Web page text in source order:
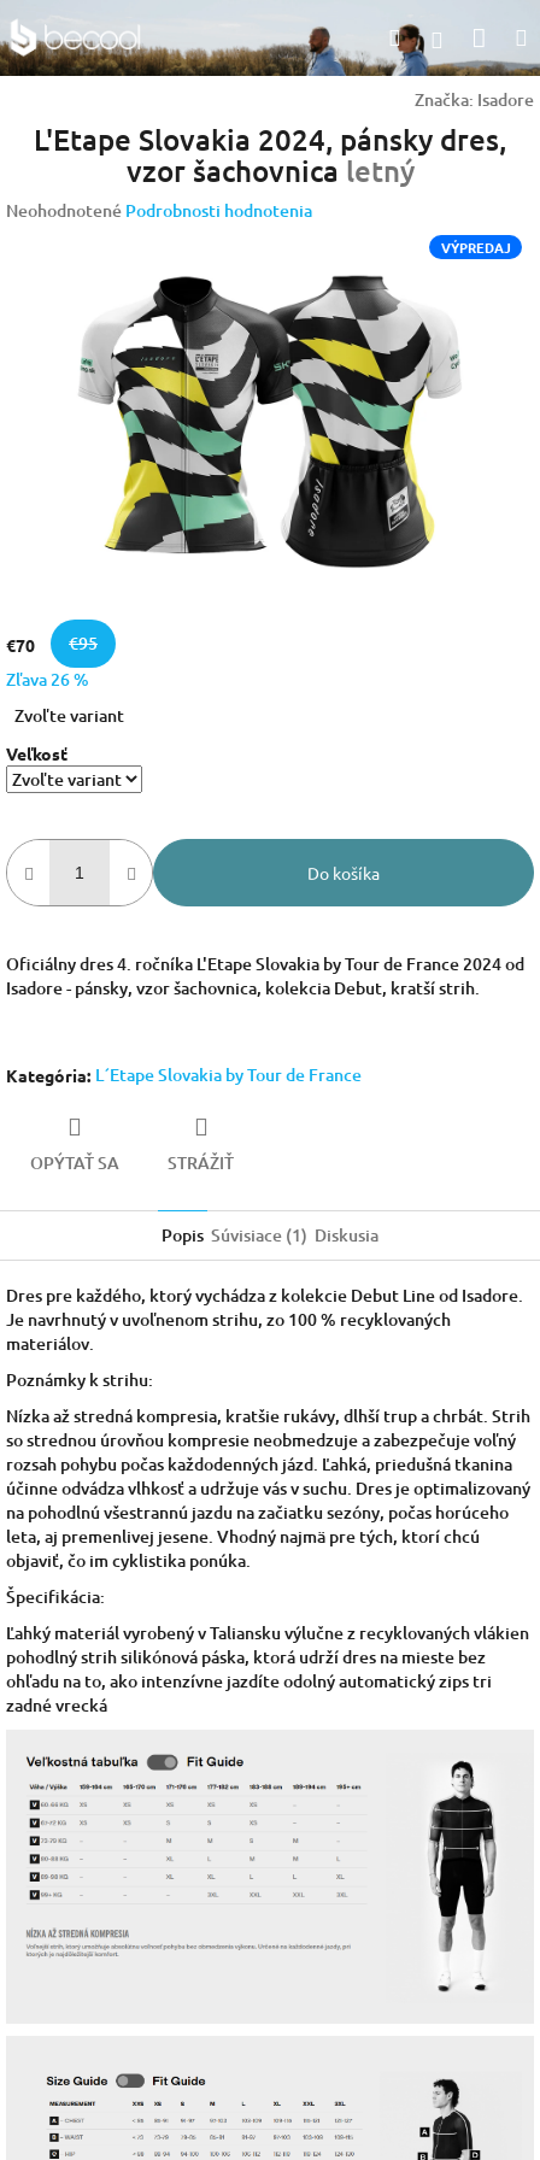
na
obsah
Hľadať
Značka: Isadore
L'Etape Slovakia 2024, pánsky dres,
vzor šachovnica letný
Priemerné
hviezdičiek.
Neohodnotené Podrobnosti hodnotenia
VÝPREDAJ
€70
€95
Zľava 26 %
cena:
Zvoľte variant
Veľkosť
Do košíka
Oficiálny dres 4. ročníka L'Etape Slovakia by Tour de France 2024 od
Isadore - pánsky, vzor šachovnica, kolekcia Debut, kratší strih.
Kategória: L´Etape Slovakia by Tour de France
OPÝTAŤ SA STRÁŽIŤ
Popis Súvisiace (1) Diskusia
Dres pre každého, ktorý vychádza z kolekcie Debut Line od Isadore.
Je navrhnutý v uvoľnenom strihu, zo 100 % recyklovaných
materiálov.
Poznámky k strihu:
Nízka až stredná kompresia, kratšie rukávy, dlhší trup a chrbát. Strih
so strednou úrovňou kompresie neobmedzuje a zabezpečuje voľný
rozsah pohybu počas každodenných jázd. Ľahká, priedušná tkanina
účinne odvádza vlhkosť a udržuje vás v suchu. Dres je optimalizovaný
na pohodlnú všestrannú jazdu na začiatku sezóny, počas horúceho
leta, aj premenlivej jesene. Vhodný najmä pre tých, ktorí chcú
objaviť, čo im cyklistika ponúka.
Špecifikácia:
Ľahký materiál vyrobený v Taliansku výlučne z recyklovaných vlákien
pohodlný strih silikónová páska, ktorá udrží dres na mieste bez
ohľadu na to, ako intenzívne jazdíte odolný automatický zips tri
zadné vrecká